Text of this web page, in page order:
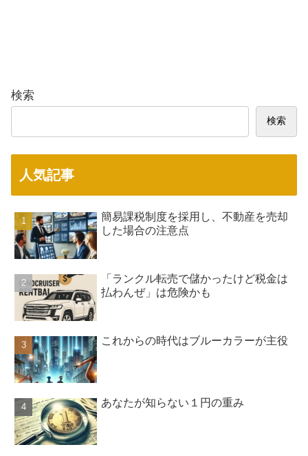
検索
検索
人気記事
簡易課税制度を採用し、不動産を売却
した場合の注意点
「ランクル転売で儲かったけど税金は
払わんぜ」は危険かも
これからの時代はブルーカラーが主役
あなたが知らない１円の重み